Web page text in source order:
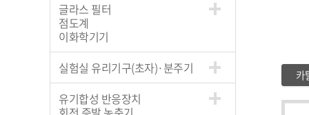
글라스 필터
점도계
이화학기기
실험실 유리기구(초자)·분주기
유기합성 반응장치
카